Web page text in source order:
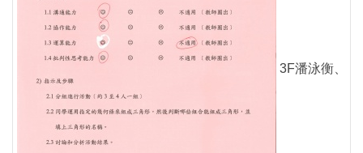
3F潘泳衡、